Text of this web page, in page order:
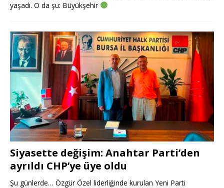
yaşadı. O da şu: Büyükşehir
Siyasette değişim: Anahtar Parti’den
ayrıldı CHP’ye üye oldu
Şu günlerde… Özgür Özel liderliğinde kurulan Yeni Parti